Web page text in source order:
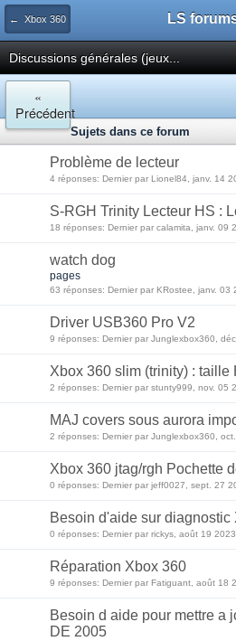
← Xbox 360 LS
Discussions générales (jeux...
«
Précédent
Sujets dans ce forum
Problème de lecteur
4 réponses: Dernier par Lionel84, janv. 14
S-RGH Trinity Lecteur HS :
18 réponses: Dernier par calamita, janv. 09
watch dog
pages
63 réponses: Dernier par KRostee, janv. 03
Driver USB360 Pro V2
9 réponses: Dernier par Junglexbox360,
Xbox 360 slim (trinity) : taille
2 réponses: Dernier par stunty999, nov. 05
MAJ covers sous aurora
2 réponses: Dernier par Junglexbox360,
Xbox 360 jtag/rgh Pochette
0 réponses: Dernier par jeff0027, sept. 27
Besoin d'aide sur diagnostic
0 réponses: Dernier par rickys, août 19
Réparation Xbox 360
9 réponses: Dernier par Fatiguant, août 18
Besoin d aide pour mettre a
DE 2005